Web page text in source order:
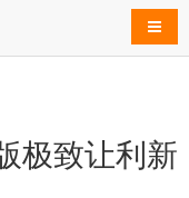
导航
极致让利新